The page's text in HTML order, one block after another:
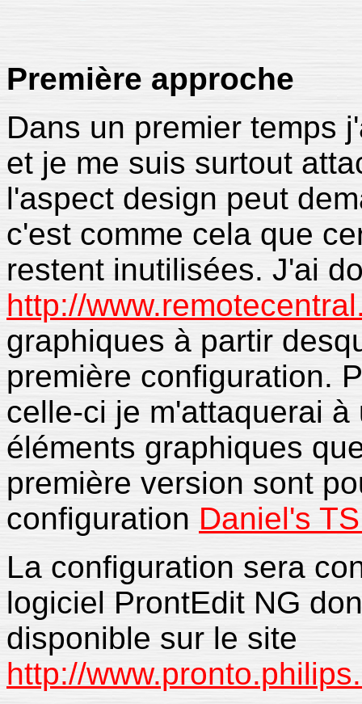
Première approche
Dans un premier temps
et je me suis surtout
l'aspect design peut
c'est comme cela que
restent inutilisées. J'ai
http://
graphiques à partir
première configuration.
celle-ci je m'attaquerai
éléments graphiques
première version sont
configuration Daniel's
La configuration sera
logiciel ProntEdit NG
disponible sur le site
http://